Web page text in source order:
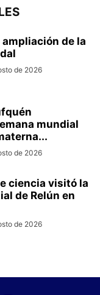
de la
de 2026
mundial
de 2026
ciencia visitó la
de Relún en
de 2026